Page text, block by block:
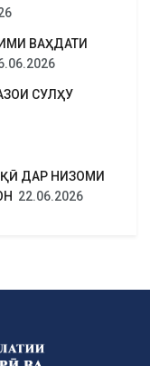
ВАҲДАТИ
СУЛҲУ
ДАР НИЗОМИ
22.06.2026